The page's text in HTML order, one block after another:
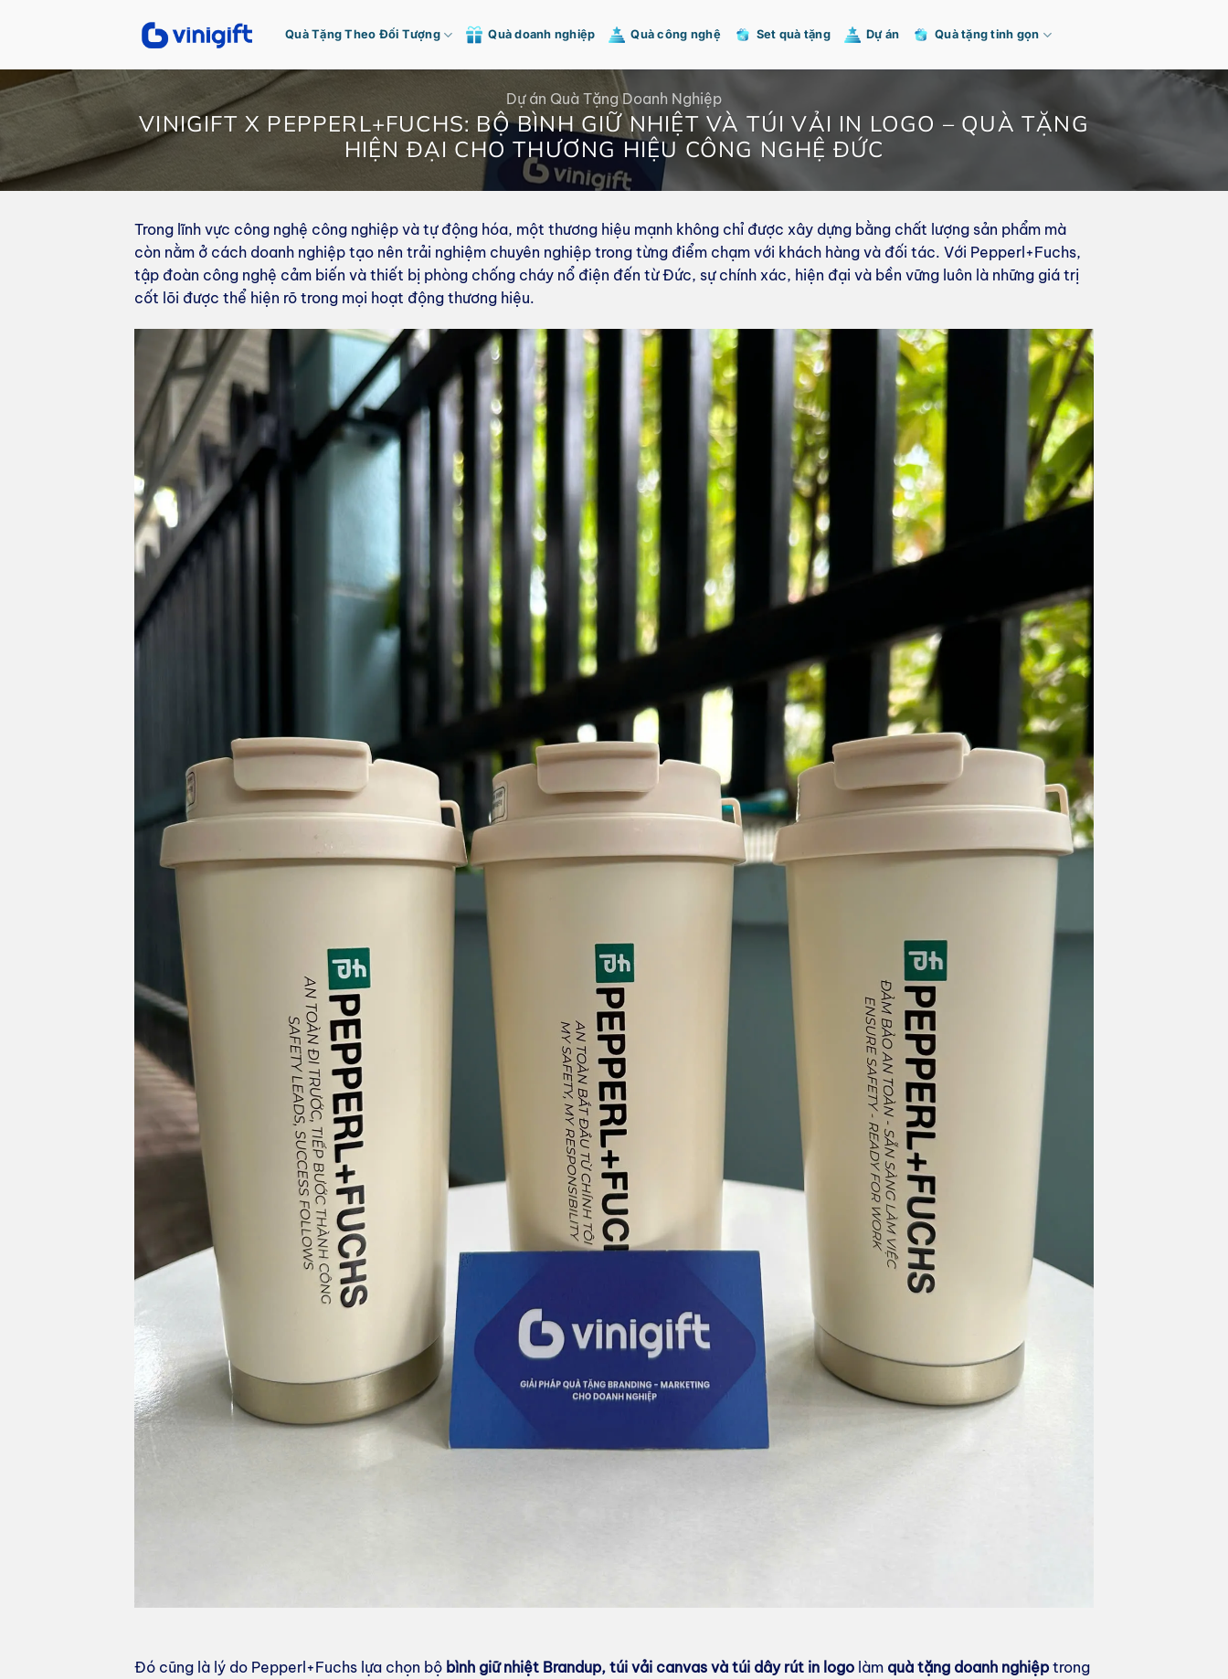
dung
Quà Tặng Theo Đối Tượng Quà doanh nghiệp Quà công nghệ Set quà tặng Dự án Quà tặng tinh gọn
Dự án Quà Tặng Doanh Nghiệp
VINIGIFT X PEPPERL+FUCHS: BỘ BÌNH GIỮ NHIỆT VÀ TÚI VẢI IN LOGO – QUÀ TẶNG
HIỆN ĐẠI CHO THƯƠNG HIỆU CÔNG NGHỆ ĐỨC
Trong lĩnh vực công nghệ công nghiệp và tự động hóa, một thương hiệu mạnh không chỉ được xây dựng bằng chất lượng sản phẩm mà
còn nằm ở cách doanh nghiệp tạo nên trải nghiệm chuyên nghiệp trong từng điểm chạm với khách hàng và đối tác. Với Pepperl+Fuchs,
tập đoàn công nghệ cảm biến và thiết bị phòng chống cháy nổ điện đến từ Đức, sự chính xác, hiện đại và bền vững luôn là những giá trị
cốt lõi được thể hiện rõ trong mọi hoạt động thương hiệu.
Đó cũng là lý do Pepperl+Fuchs lựa chọn bộ bình giữ nhiệt Brandup, túi vải canvas và túi dây rút in logo làm quà tặng doanh nghiệp trong